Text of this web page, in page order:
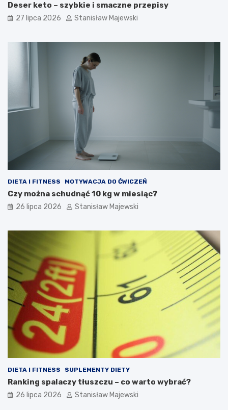
Deser keto – szybkie i smaczne przepisy
27 lipca 2026 Stanisław Majewski
DIETA I FITNESS MOTYWACJA DO ĆWICZEŃ
Czy można schudnąć 10 kg w miesiąc?
26 lipca 2026 Stanisław Majewski
DIETA I FITNESS SUPLEMENTY DIETY
Ranking spalaczy tłuszczu – co warto wybrać?
26 lipca 2026 Stanisław Majewski